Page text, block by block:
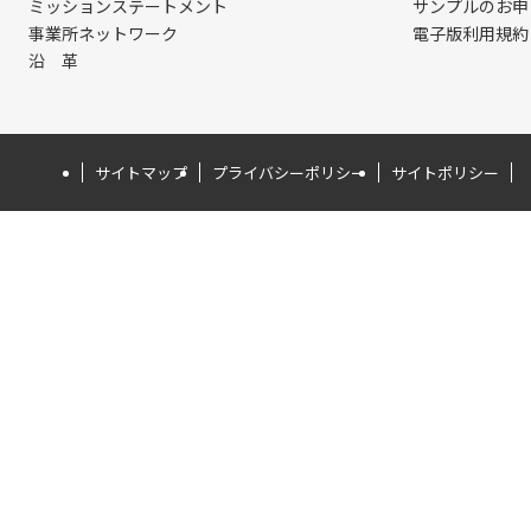
ミッションステートメント
事業所ネットワーク
沿 革
サンプルのお
電子版利用規約
サイトマップ プライバシーポリシー サイトポリシー